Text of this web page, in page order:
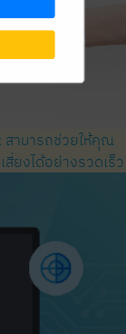
สามารถช่วยให้คุณ
สี่ยงได้อย่างรวดเร็ว